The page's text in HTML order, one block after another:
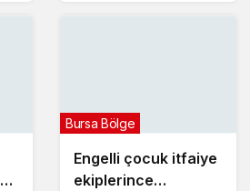
Engelli çocuk itfaiye
ekiplerince
Bursa Bölge